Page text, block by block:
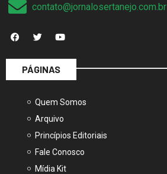
contato@jornalosertanejo.com.br
PÁGINAS
Quem Somos
Arquivo
Princípios Editoriais
Fale Conosco
Mídia Kit